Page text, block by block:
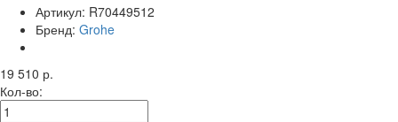
Артикул: R70449512
Бренд: Grohe
19 510 р.
Кол-во: